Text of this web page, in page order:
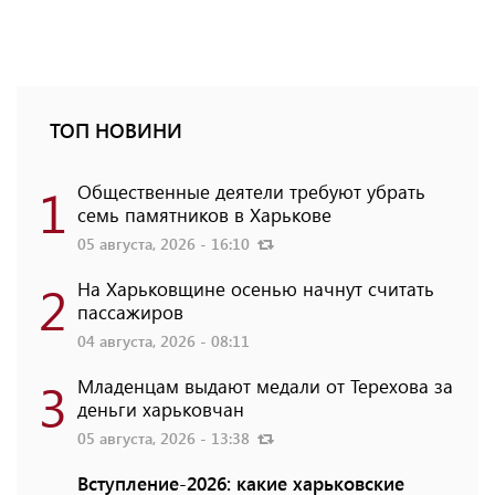
ТОП НОВИНИ
1 Общественные деятели требуют убрать
семь памятников в Харькове
05 августа, 2026 - 16:10
2 На Харьковщине осенью начнут считать
пассажиров
04 августа, 2026 - 08:11
3 Младенцам выдают медали от Терехова за
деньги харьковчан
05 августа, 2026 - 13:38
Вступление-2026: какие харьковские